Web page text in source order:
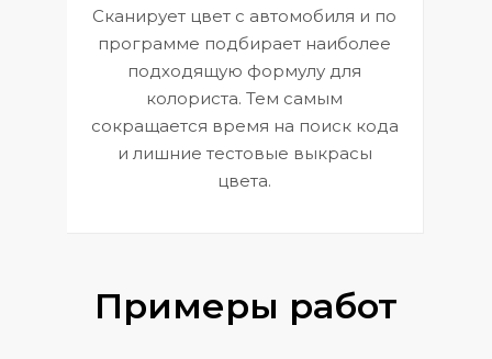
Сканирует цвет с автомобиля и по
программе подбирает наиболее
подходящую формулу для
колориста. Тем самым
сокращается время на поиск кода
и лишние тестовые выкрасы
цвета.
Примеры работ